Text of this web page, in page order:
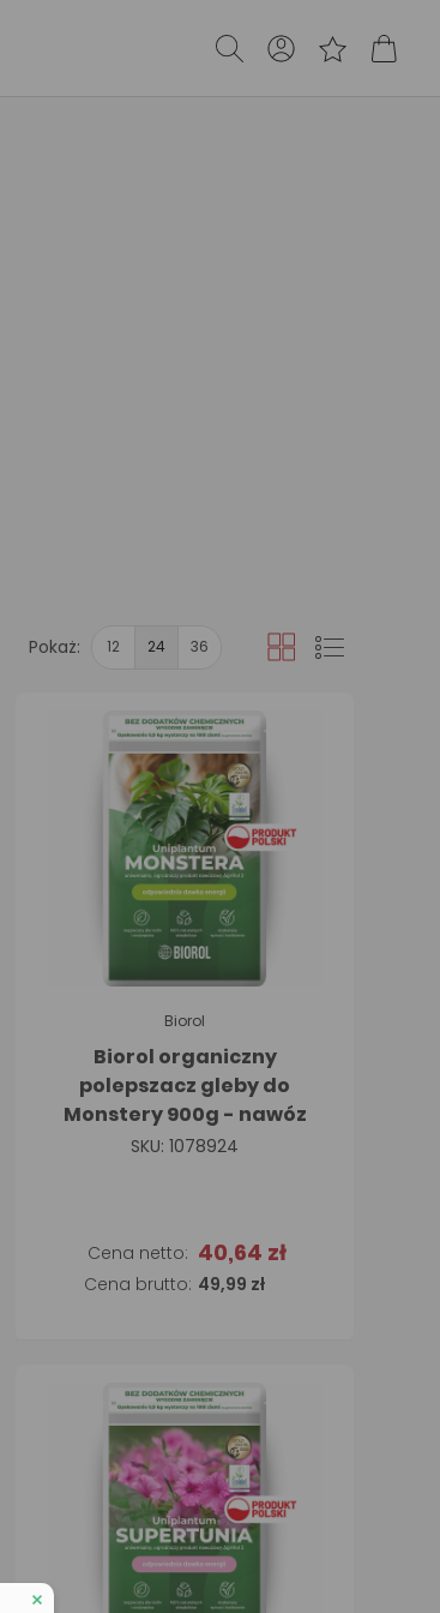
Pokaż: 12 24 36 SiatkaLista
Biorol
Biorol organiczny
polepszacz gleby do
Monstery 900g - nawóz
SKU: 1078924
49,99 zł
40,64 zł
Dodaj do koszyka